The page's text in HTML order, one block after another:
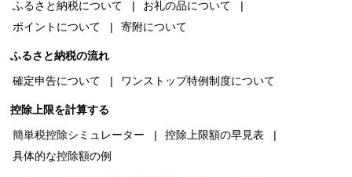
ふるさと納税について
お礼の品について
ポイントについて
寄附について
ふるさと納税の流れ
確定申告について
ワンストップ特例制度について
控除上限を計算する
簡単税控除シミュレーター
控除上限額の早見表
具体的な控除額の例